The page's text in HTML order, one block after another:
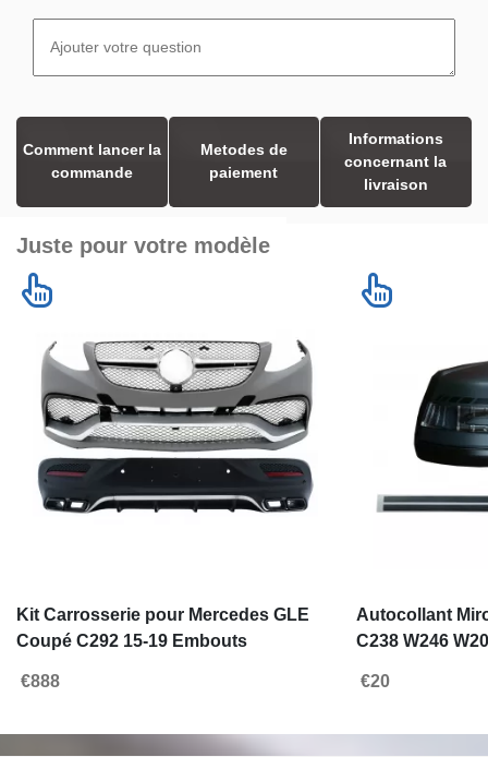
Comment lancer la
commande
Metodes de
paiement
Informations
concernant la
livraison
Juste pour votre modèle
Kit Carrosserie pour Mercedes GLE
Coupé C292 15-19 Embouts
€888
Autocollant
C238 W246
€20